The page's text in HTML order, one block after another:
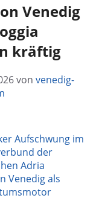
Venedig
kräftig
von venedig-
Aufschwung im
der
Adria
Venedig als